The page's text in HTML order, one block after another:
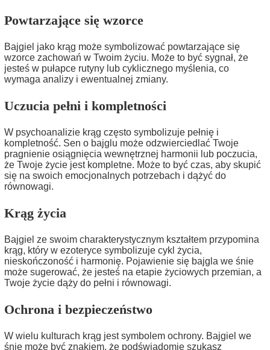
Powtarzające się wzorce
Bajgiel jako krąg może symbolizować powtarzające się
wzorce zachowań w Twoim życiu. Może to być sygnał, że
jesteś w pułapce rutyny lub cyklicznego myślenia, co
wymaga analizy i ewentualnej zmiany.
Uczucia pełni i kompletności
W psychoanalizie krąg często symbolizuje pełnię i
kompletność. Sen o bajglu może odzwierciedlać Twoje
pragnienie osiągnięcia wewnętrznej harmonii lub poczucia,
że Twoje życie jest kompletne. Może to być czas, aby skupić
się na swoich emocjonalnych potrzebach i dążyć do
równowagi.
Krąg życia
Bajgiel ze swoim charakterystycznym kształtem przypomina
krąg, który w ezoteryce symbolizuje cykl życia,
nieskończoność i harmonię. Pojawienie się bajgla we śnie
może sugerować, że jesteś na etapie życiowych przemian, a
Twoje życie dąży do pełni i równowagi.
Ochrona i bezpieczeństwo
W wielu kulturach krąg jest symbolem ochrony. Bajgiel we
śnie może być znakiem, że podświadomie szukasz